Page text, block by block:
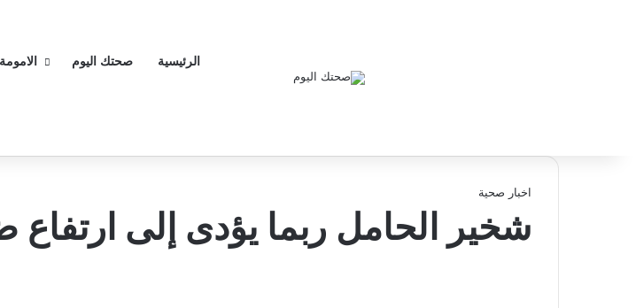
الرئيسية صحتك اليوم
اخبار صحية
شخير الحامل ربما يؤدى إلى